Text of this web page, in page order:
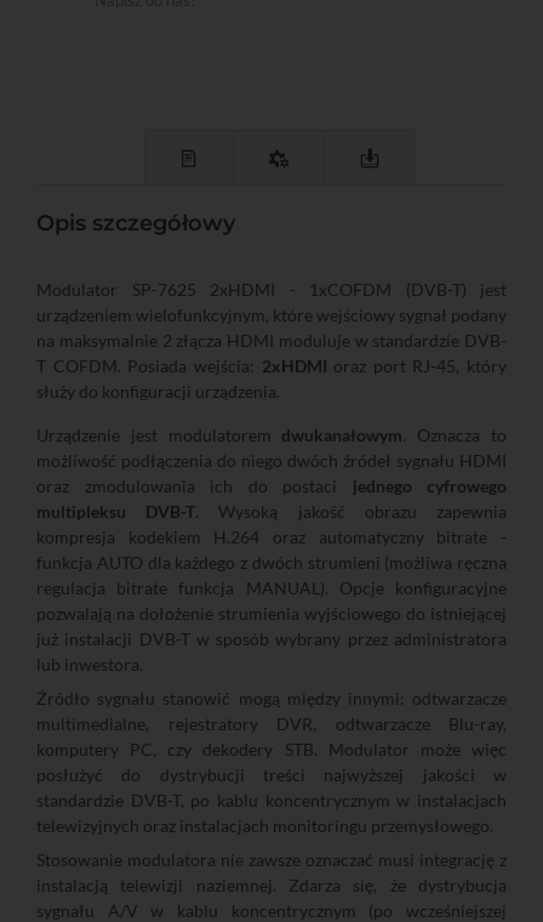
Opis szczegółowy
Modulator SP-7625 2xHDMI - 1xCOFDM (DVB-T) jest
urządzeniem wielofunkcyjnym, które wejściowy sygnał podany
na maksymalnie 2 złącza HDMI moduluje w standardzie DVB-
T COFDM. Posiada wejścia: 2xHDMI oraz port RJ-45, który
służy do konfiguracji urządzenia.
Urządzenie jest modulatorem dwukanałowym. Oznacza to
możliwość podłączenia do niego dwóch źródeł sygnału HDMI
oraz zmodulowania ich do postaci jednego cyfrowego
multipleksu DVB-T. Wysoką jakość obrazu zapewnia
kompresja kodekiem H.264 oraz automatyczny bitrate -
funkcja AUTO dla każdego z dwóch strumieni (możliwa ręczna
regulacja bitrate funkcja MANUAL). Opcje konfiguracyjne
pozwalają na dołożenie strumienia wyjściowego do istniejącej
już instalacji DVB-T w sposób wybrany przez administratora
lub inwestora.
Źródło sygnału stanowić mogą między innymi: odtwarzacze
multimedialne, rejestratory DVR, odtwarzacze Blu-ray,
komputery PC, czy dekodery STB. Modulator może więc
posłużyć do dystrybucji treści najwyższej jakości w
standardzie DVB-T, po kablu koncentrycznym w instalacjach
telewizyjnych oraz instalacjach monitoringu przemysłowego.
Stosowanie modulatora nie zawsze oznaczać musi integrację z
instalacją telewizji naziemnej. Zdarza się, że dystrybucja
sygnału A/V w kablu koncentrycznym (po wcześniejszej